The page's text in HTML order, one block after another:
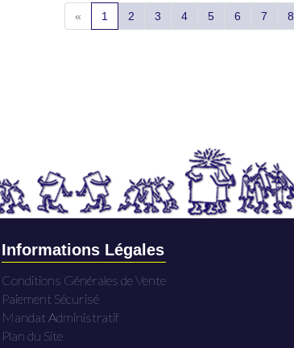
« 1 2 3 4 5 6 7 8
Informations Légales
Conditions Générales de Vente
Paiement Sécurisé
Mandat Administratif
Plan du Site